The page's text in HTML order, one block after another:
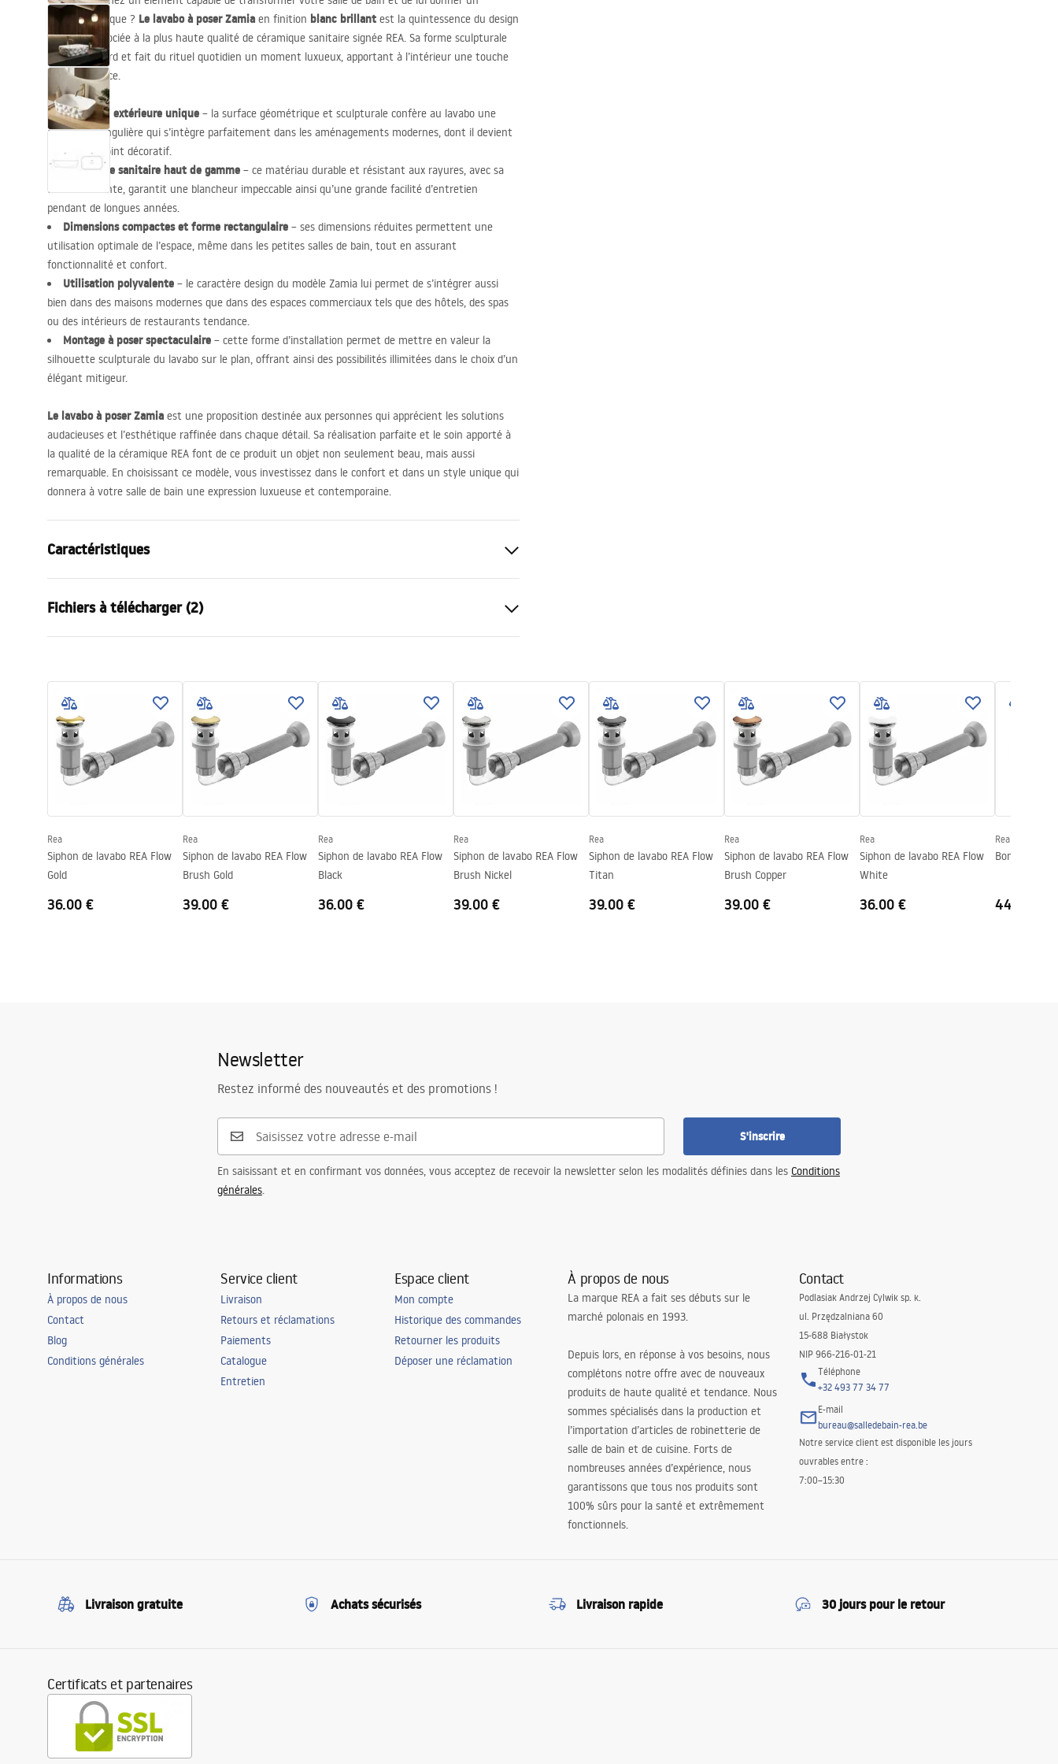
caractère unique ? Le lavabo à poser Zamia en finition blanc brillant est la quintessence du design
moderne associée à la plus haute qualité de céramique sanitaire signée REA. Sa forme sculpturale
attire le regard et fait du rituel quotidien un moment luxueux, apportant à l’intérieur une touche
d’extravagance.
Structure extérieure unique – la surface géométrique et sculpturale confère au lavabo une
apparence singulière qui s’intègre parfaitement dans les aménagements modernes, dont il devient
le principal point décoratif.
Céramique sanitaire haut de gamme – ce matériau durable et résistant aux rayures, avec sa
finition brillante, garantit une blancheur impeccable ainsi qu’une grande facilité d’entretien
pendant de longues années.
Dimensions compactes et forme rectangulaire – ses dimensions réduites permettent une
utilisation optimale de l’espace, même dans les petites salles de bain, tout en assurant
fonctionnalité et confort.
Utilisation polyvalente – le caractère design du modèle Zamia lui permet de s’intégrer aussi
bien dans des maisons modernes que dans des espaces commerciaux tels que des hôtels, des spas
ou des intérieurs de restaurants tendance.
Montage à poser spectaculaire – cette forme d’installation permet de mettre en valeur la
silhouette sculpturale du lavabo sur le plan, offrant ainsi des possibilités illimitées dans le choix d’un
élégant mitigeur.
Le lavabo à poser Zamia est une proposition destinée aux personnes qui apprécient les solutions
audacieuses et l’esthétique raffinée dans chaque détail. Sa réalisation parfaite et le soin apporté à
la qualité de la céramique REA font de ce produit un objet non seulement beau, mais aussi
remarquable. En choisissant ce modèle, vous investissez dans le confort et dans un style unique qui
donnera à votre salle de bain une expression luxueuse et contemporaine.
Caractéristiques
Matériel
Couleur
Blanc
Largeur
mm
Hauteur
125
mm
Profondeur
mm
Trou de robinet
Non
Trou de débordement
Fichiers à télécharger (2)
Warranty_Terms_and_Conditions_
Basins_-_5.pdf
Rea
Siphon de lavabo REA Flow
Gold
36.00 €
Rea
Siphon de lavabo REA Flow
Brush Gold
39.00 €
Rea
Siphon de lavabo REA Flow
Black
36.00 €
Rea
Siphon de lavabo REA Flow
Brush Nickel
39.00 €
Rea
Siphon de lavabo REA Flow
Titan
39.00 €
Rea
Siphon de lavabo REA Flow
Brush Copper
39.00 €
Rea
Siphon de lavabo REA Flow
White
36.00 €
Rea
Bonde Rea
44.00 €
Newsletter
Restez informé des nouveautés et des promotions !
S'inscrire
En saisissant et en confirmant vos données, vous acceptez de recevoir la newsletter selon les modalités définies dans les Conditions
générales.
Informations
À propos de nous
Contact
Blog
Conditions générales
Service client
Livraison
Retours et réclamations
Paiements
Catalogue
Entretien
Espace client
Mon compte
Historique des commandes
Retourner les produits
Déposer une réclamation
À propos de nous
La marque REA a fait ses débuts sur le
marché polonais en 1993.
Depuis lors, en réponse à vos besoins, nous
complétons notre offre avec de nouveaux
produits de haute qualité et tendance. Nous
sommes spécialisés dans la production et
l’importation d’articles de robinetterie de
salle de bain et de cuisine. Forts de
nombreuses années d’expérience, nous
garantissons que tous nos produits sont
100% sûrs pour la santé et extrêmement
fonctionnels.
Contact
Podlasiak Andrzej Cylwik sp. k.
ul. Przędzalniana 60
15-688 Białystok
NIP 966-216-01-21
Téléphone
+32 493 77 34 77
E-mail
bureau@salledebain-rea.be
Notre service client est disponible les jours
ouvrables entre :
7:00–15:30
Livraison gratuite Achats sécurisés Livraison rapide 30 jours pour le retour
Certificats et partenaires